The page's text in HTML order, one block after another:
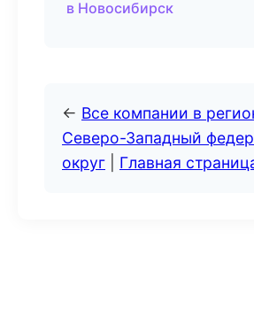
в Новосибирск
← Все компании в
Северо-Западный
округ
Главная